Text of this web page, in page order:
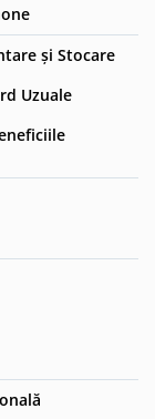
și Stocare
Uzuale